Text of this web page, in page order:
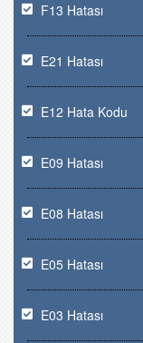
F13 Hatası
E21 Hatası
E12 Hata Kodu
E09 Hatası
E08 Hatası
E05 Hatası
E03 Hatası